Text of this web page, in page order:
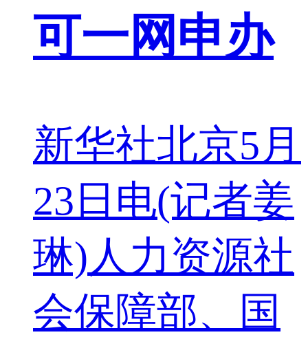
可一网申办
新华社北京5月
23日电(记者姜
琳)人力资源社
会保障部、国